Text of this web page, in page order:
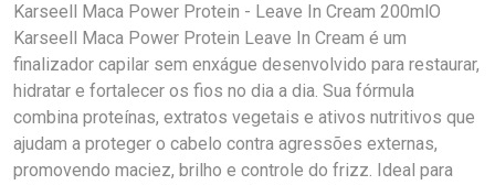
Karseell Maca Power Protein - Leave In Cream 200mlO
Karseell Maca Power Protein Leave In Cream é um
finalizador capilar sem enxágue desenvolvido para restaurar,
hidratar e fortalecer os fios no dia a dia. Sua fórmula
combina proteínas, extratos vegetais e ativos nutritivos que
ajudam a proteger o cabelo contra agressões externas,
promovendo maciez, brilho e controle do frizz. Ideal para